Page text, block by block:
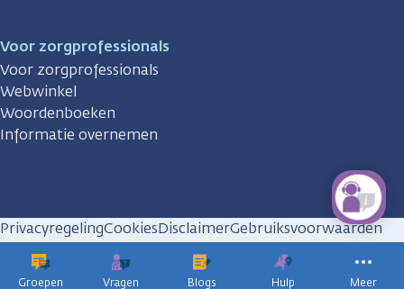
Groepen Vragen Blogs Hulp Meer
Voor zorgprofessionals
Voor zorgprofessionals
Webwinkel
Woordenboeken
Informatie overnemen
PrivacyregelingCookiesDisclaimerGebruiksvoorwaarden
Huisregels